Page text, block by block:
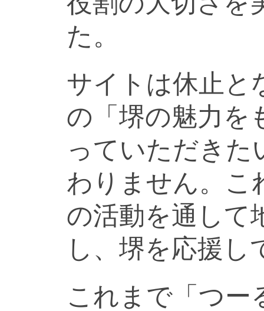
た。
サイトは休止と
の「堺の魅力を
っていただきた
わりません。こ
の活動を通して
し、堺を応援し
これまで「つー